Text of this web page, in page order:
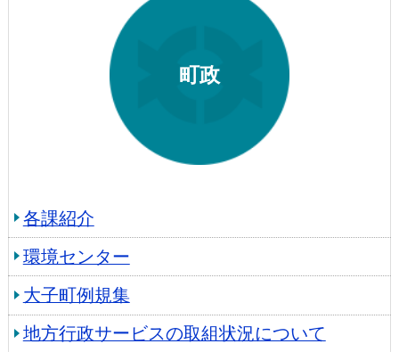
町政
各課紹介
環境センター
大子町例規集
地方行政サービスの取組状況について